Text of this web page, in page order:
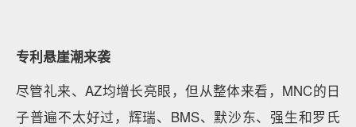
专利悬崖潮来袭
尽管礼来、AZ均增长亮眼，但从整体来看，MNC的日
子普遍不太好过，辉瑞、BMS、默沙东、强生和罗氏